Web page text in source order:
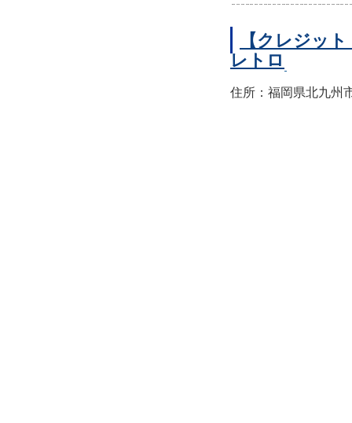
【クレジッ
レトロ
住所：福岡県北九州